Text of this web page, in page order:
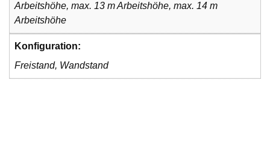
Arbeitshöhe, max. 13 m Arbeitshöhe, max. 14 m
Arbeitshöhe
Konfiguration:
Freistand, Wandstand